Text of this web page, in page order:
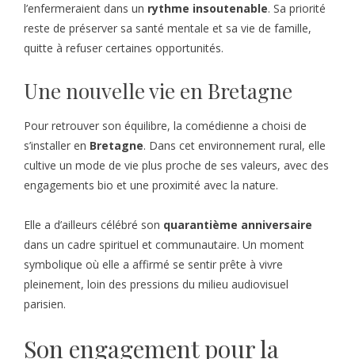
l’enfermeraient dans un rythme insoutenable. Sa priorité
reste de préserver sa santé mentale et sa vie de famille,
quitte à refuser certaines opportunités.
Une nouvelle vie en Bretagne
Pour retrouver son équilibre, la comédienne a choisi de
s’installer en Bretagne. Dans cet environnement rural, elle
cultive un mode de vie plus proche de ses valeurs, avec des
engagements bio et une proximité avec la nature.
Elle a d’ailleurs célébré son quarantième anniversaire
dans un cadre spirituel et communautaire. Un moment
symbolique où elle a affirmé se sentir prête à vivre
pleinement, loin des pressions du milieu audiovisuel
parisien.
Son engagement pour la